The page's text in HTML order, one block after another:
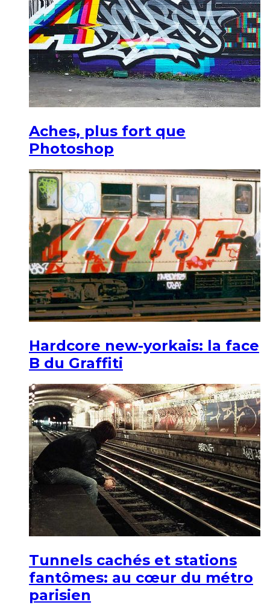
Aches, plus fort que
Photoshop
Hardcore new-yorkais: la face
B du Graffiti
Tunnels cachés et stations
fantômes: au cœur du métro
parisien